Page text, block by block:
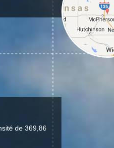
de 369,86